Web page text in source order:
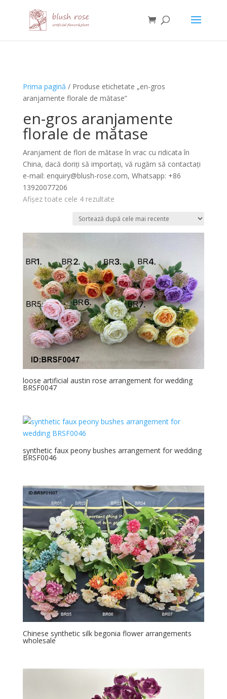
Prima pagină / Produse etichetate „en-gros
aranjamente florale de mătase”
en-gros aranjamente
florale de mătase
Aranjament de flori de mătase în vrac cu ridicata în
China, dacă doriți să importați, vă rugăm să contactați
e-mail: enquiry@blush-rose.com, Whatsapp: +86
13920077206
Afișez toate cele 4 rezultateSortat
cele
mai
loose artificial austin rose arrangement for wedding
BRSF0047
synthetic faux peony bushes arrangement for wedding
BRSF0046
Chinese synthetic silk begonia flower arrangements
wholesale